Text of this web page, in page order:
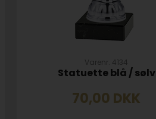
Varenr. 4134
Statuette blå / sølv
70,00 DKK